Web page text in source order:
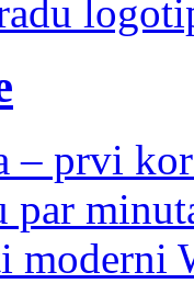
– prvi
par
moderni